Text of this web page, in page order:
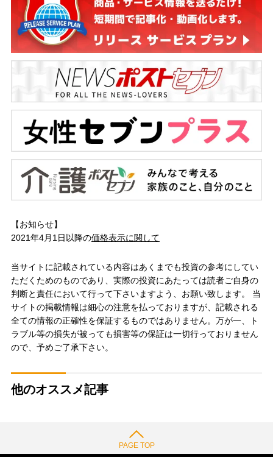
【お知らせ】
2021年4月1日以降の価格表示に関して
当サイトに記載されている内容はあくまでも投資の参考にしてい
ただくためのものであり、実際の投資にあたっては読者ご自身の
判断と責任において行って下さいますよう、お願い致します。 当
サイトの掲載情報は細心の注意を払っておりますが、記載される
全ての情報の正確性を保証するものではありません。万が一、ト
ラブル等の損失が被っても損害等の保証は一切行っておりません
ので、予めご了承下さい。
他のオススメ記事
PAGE TOP